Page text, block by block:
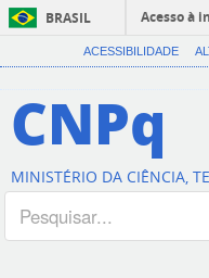
BRASIL
Acesso à
ACESSIBILIDADE
CNPq
MINISTÉRIO DA CIÊNCIA,